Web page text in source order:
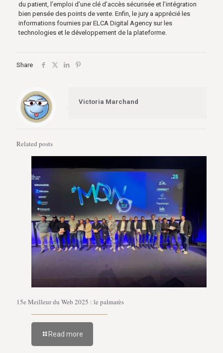
du patient, l’emploi d’une clé d’accès sécurisée et l’intégration
bien pensée des points de vente. Enfin, le jury a apprécié les
informations fournies par ELCA Digital Agency sur les
technologies et le développement de la plateforme.
Share
Victoria Marchand
Related posts
15e Meilleur du Web 2025 : le palmarès
Read more